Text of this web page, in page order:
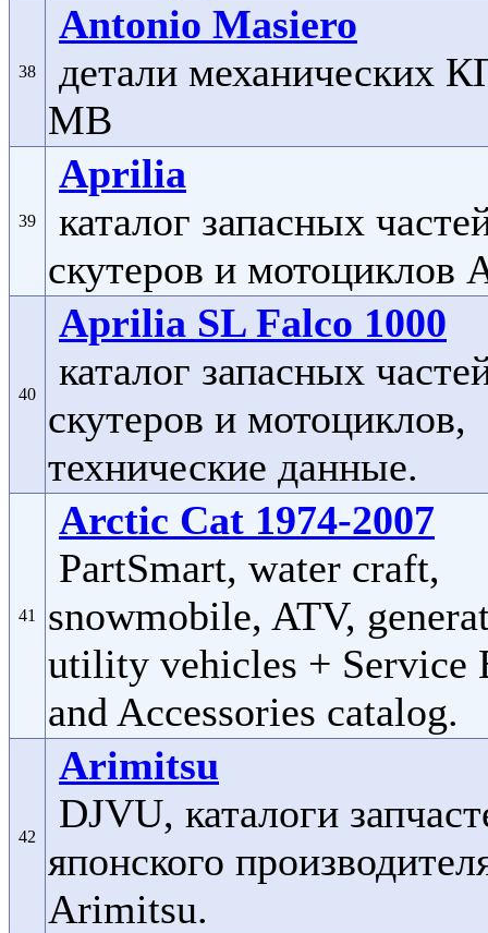
38
Antonio Masiero
детали механических
MB
39
Aprilia
каталог запасных
скутеров и мотоциклов
40
Aprilia SL Falco 1000
каталог запасных
скутеров и мотоциклов,
технические данные.
41
Arctic Cat 1974-2007
PartSmart, water craft,
snowmobile, ATV,
utility vehicles + Service
and Accessories catalog.
42
Arimitsu
DJVU, каталоги
японского
Arimitsu.